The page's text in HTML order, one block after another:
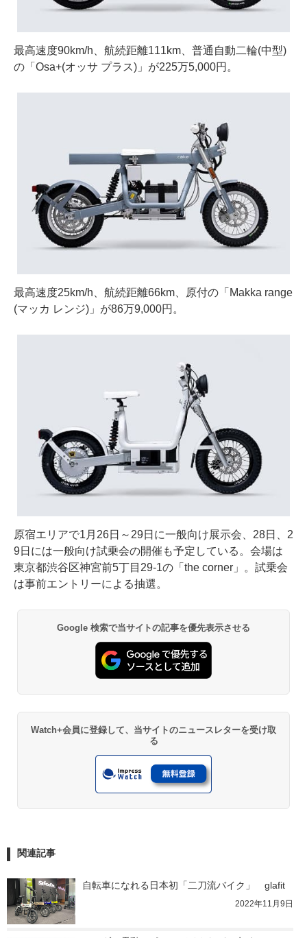
最高速度90km/h、航続距離111km、普通自動二輪(中型)
の「Osa+(オッサ プラス)」が225万5,000円。
最高速度25km/h、航続距離66km、原付の「Makka range
(マッカ レンジ)」が86万9,000円。
原宿エリアで1月26日～29日に一般向け展示会、28日、2
9日には一般向け試乗会の開催も予定している。会場は
東京都渋谷区神宮前5丁目29-1の「the corner」。試乗会
は事前エントリーによる抽選。
Google 検索で当サイトの記事を優先表示させる
Watch+会員に登録して、当サイトのニュースレターを受け取
る
関連記事
自転車になれる日本初「二刀流バイク」　glafit
2022年11月9日